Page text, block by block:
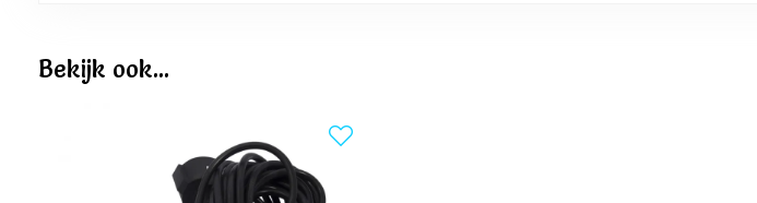
Bekijk ook...